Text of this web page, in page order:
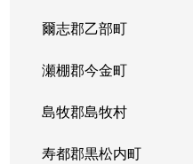
爾志郡乙部町
瀬棚郡今金町
島牧郡島牧村
寿都郡黒松内町